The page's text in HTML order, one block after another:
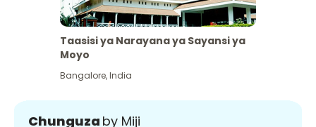
Taasisi ya Narayana ya Sayansi ya
Moyo
Bangalore,India
Chunguza by Miji